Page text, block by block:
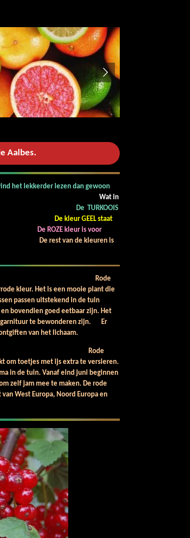
Aalbes.
het lekkerder lezen dan gewoon
achtergrond.Wat in
De kleur GEEL staat
De ROZE kleur is voor
De rest van de kleuren is
Aalbes.Rode
kleur. Het is een mooie plant die
passen uitstekend in de tuin
bovendien goed eetbaar zijn. Het
garnituur te bewonderen zijn. Er
van het lichaam.
Rode
om toetjes met ijs extra te versieren.
in de tuin. Vanaf eind juni beginnen
zelf jam mee te maken. De rode
West Europa, Noord Europa en